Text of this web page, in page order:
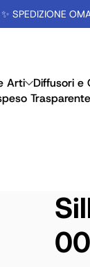
✨ SPEDIZIONE
Arti Diffusori e
Trasparente